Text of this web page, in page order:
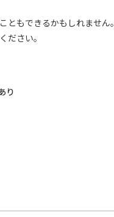
ともできるかもしれません。
ださい。
り